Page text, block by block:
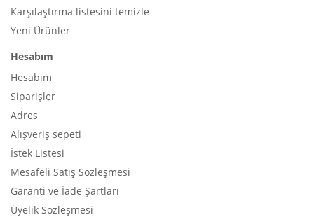
Karşılaştırma listesini temizle
Yeni Ürünler
Hesabım
Hesabım
Siparişler
Adres
Alışveriş sepeti
İstek Listesi
Mesafeli Satış Sözleşmesi
Garanti ve İade Şartları
Üyelik Sözleşmesi